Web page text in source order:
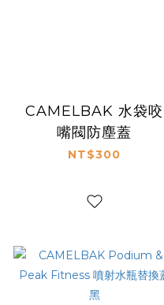
CAMELBAK 水袋咬
嘴閥防塵蓋
NT$300